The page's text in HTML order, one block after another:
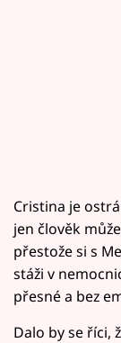
Cristina je
jen člověk
přestože si s
stáži v
přesné a bez
Dalo by se říci,